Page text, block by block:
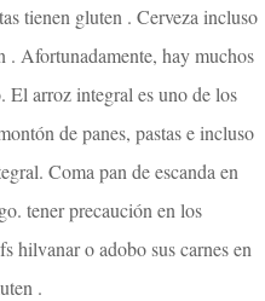
tienen gluten . Cerveza incluso
. Afortunadamente, hay muchos
El arroz integral es uno de los
de panes, pastas e incluso
Coma pan de escanda en
tener precaución en los
hilvanar o adobo sus carnes en
.